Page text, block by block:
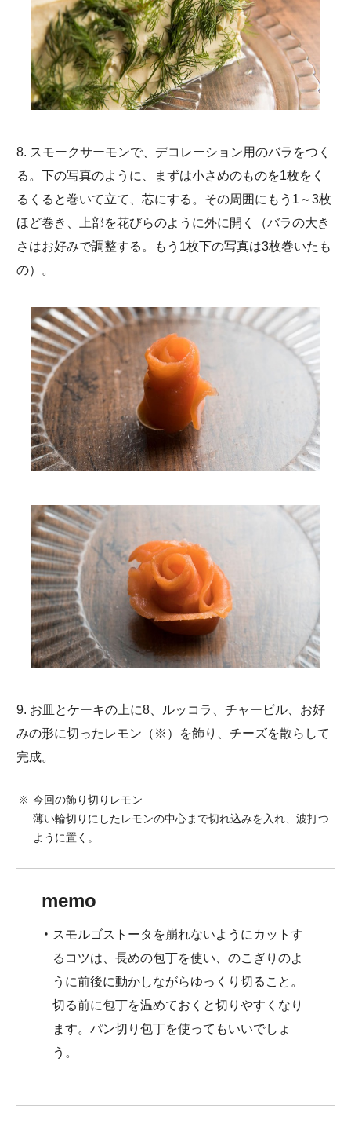
8. スモークサーモンで、デコレーション用のバラをつく
る。下の写真のように、まずは小さめのものを1枚をく
るくると巻いて立て、芯にする。その周囲にもう1～3枚
ほど巻き、上部を花びらのように外に開く（バラの大き
さはお好みで調整する。もう1枚下の写真は3枚巻いたも
の）。
9. お皿とケーキの上に8、ルッコラ、チャービル、お好
みの形に切ったレモン（※）を飾り、チーズを散らして
完成。
今回の飾り切りレモン
薄い輪切りにしたレモンの中心まで切れ込みを入れ、波打つ
ように置く。
memo
スモルゴストータを崩れないようにカットす
るコツは、長めの包丁を使い、のこぎりのよ
うに前後に動かしながらゆっくり切ること。
切る前に包丁を温めておくと切りやすくなり
ます。パン切り包丁を使ってもいいでしょ
う。